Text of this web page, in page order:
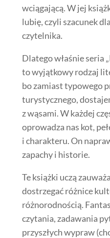
wciągającą. W jej
lubię, czyli szacunek
czytelnika.
Dlatego właśnie seria
to wyjątkowy rodzaj
bo zamiast typowego
turystycznego,
z wąsami. W każdej
oprowadza nas kot,
i charakteru. On
zapachy i historie.
Te książki uczą
dostrzegać różnice
różnorodnością.
czytania, zadawania
przyszłych wypraw